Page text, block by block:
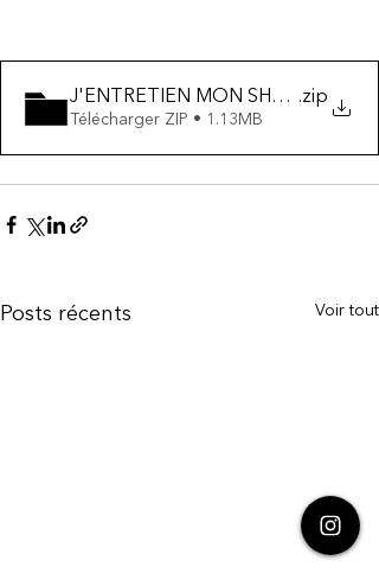
J'ENTRETIEN MON SHEMSI.zip
Télécharger ZIP • 1.13MB
Posts récents Voir tout